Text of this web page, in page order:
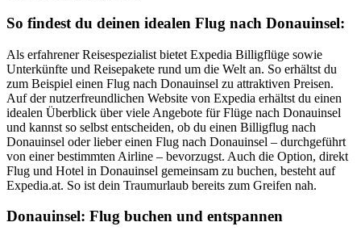
So findest du deinen idealen Flug nach Donauinsel:
Als erfahrener Reisespezialist bietet Expedia Billigflüge sowie
Unterkünfte und Reisepakete rund um die Welt an. So erhältst du
zum Beispiel einen Flug nach Donauinsel zu attraktiven Preisen.
Auf der nutzerfreundlichen Website von Expedia erhältst du einen
idealen Überblick über viele Angebote für Flüge nach Donauinsel
und kannst so selbst entscheiden, ob du einen Billigflug nach
Donauinsel oder lieber einen Flug nach Donauinsel – durchgeführt
von einer bestimmten Airline – bevorzugst. Auch die Option, direkt
Flug und Hotel in Donauinsel gemeinsam zu buchen, besteht auf
Expedia.at. So ist dein Traumurlaub bereits zum Greifen nah.
Donauinsel: Flug buchen und entspannen